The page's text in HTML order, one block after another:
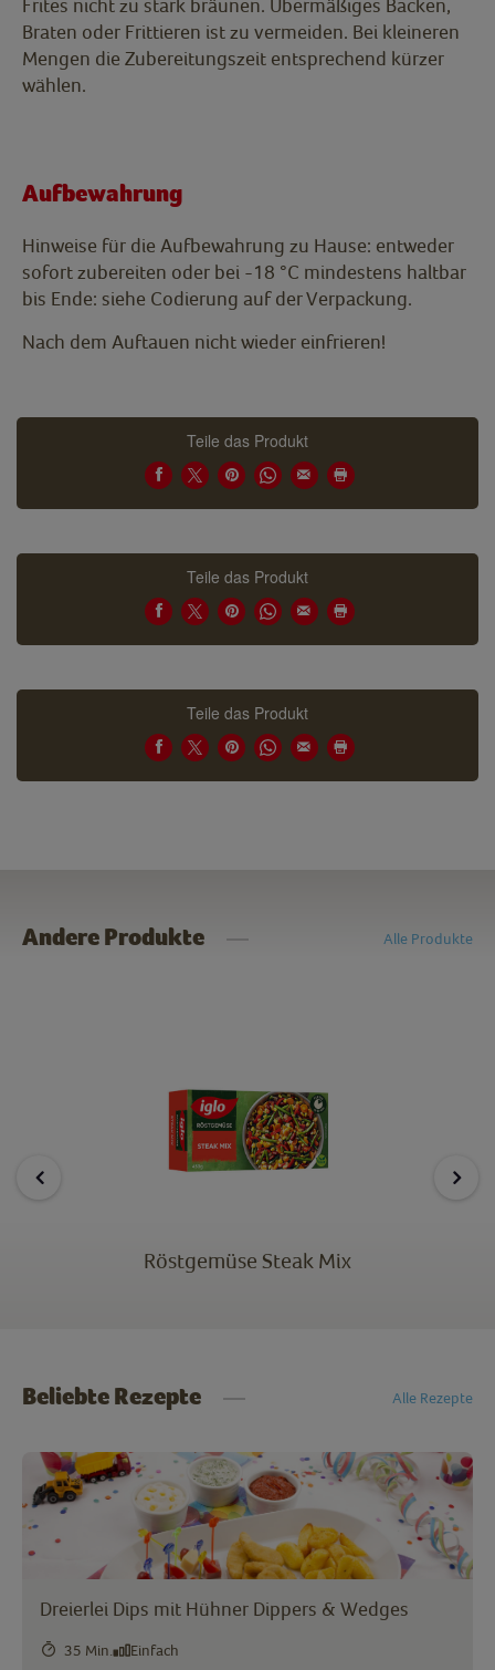
Frites nicht zu stark bräunen. Übermäßiges Backen,
Braten oder Frittieren ist zu vermeiden. Bei kleineren
Mengen die Zubereitungszeit entsprechend kürzer
wählen.
Aufbewahrung
Hinweise für die Aufbewahrung zu Hause: entweder
sofort zubereiten oder bei -18 °C mindestens haltbar
bis Ende: siehe Codierung auf der Verpackung.
Nach dem Auftauen nicht wieder einfrieren!
Teile das Produkt
Teile das Produkt
Teile das Produkt
Andere Produkte Alle Produkte
Röstgemüse Steak Mix
Beliebte Rezepte Alle Rezepte
Dreierlei Dips mit Hühner Dippers & Wedges
35 Min. Einfach